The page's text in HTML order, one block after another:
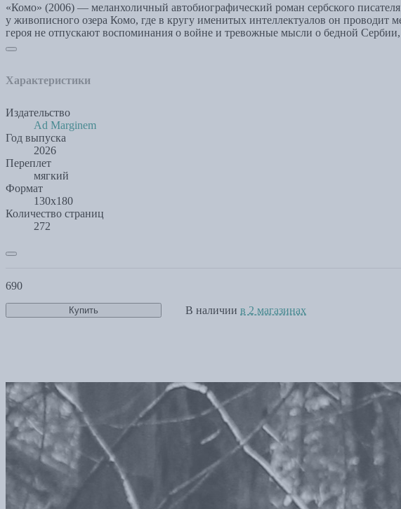
«Комо» (2006) — меланхоличный автобиографический роман сербского
у живописного озера Комо, где в кругу именитых интеллектуалов он проводит
героя не отпускают воспоминания о войне и тревожные мысли о бедной
Характеристики
Издательство
Ad Marginem
Год выпуска
2026
Переплет
мягкий
Формат
130х180
Количество страниц
272
690
Купить В наличии в 2 магазинах